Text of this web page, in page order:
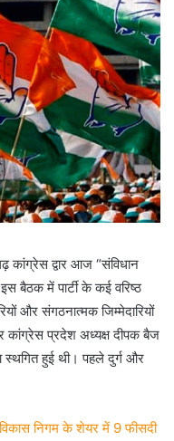
कांग्रेस द्वार आज “संविधान
बैठक में पार्टी के कई वरिष्ठ
और संगठनात्मक जिम्मेदारियों
कांग्रेस प्रदेश अध्यक्ष दीपक बैज
स्थगित हुई थी। पहले दुर्ग और
निगम के शेयर में 9 फीसदी